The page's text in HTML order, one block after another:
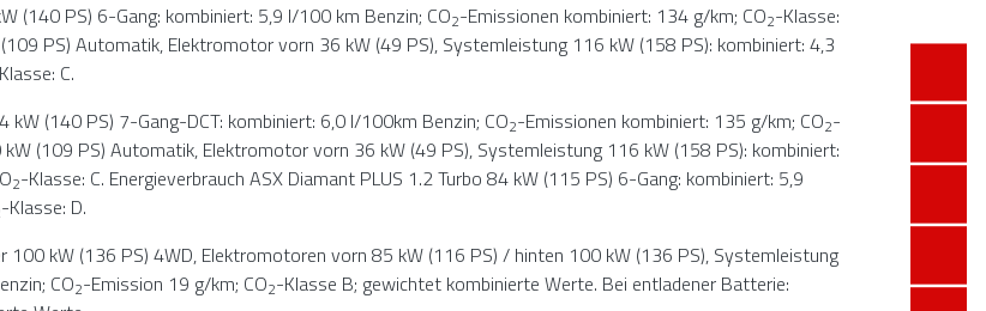
(140 PS) 6-Gang: kombiniert: 5,9 l/100 km Benzin; CO2-Emissionen kombiniert: 134 g/km; CO2-Klasse:
PS) Automatik, Elektromotor vorn 36 kW (49 PS), Systemleistung 116 kW (158 PS): kombiniert: 4,3
C.
kW (140 PS) 7-Gang-DCT: kombiniert: 6,0 l/100km Benzin; CO2-Emissionen kombiniert: 135 g/km; CO2-
kW (109 PS) Automatik, Elektromotor vorn 36 kW (49 PS), Systemleistung 116 kW (158 PS): kombiniert:
2-Klasse: C. Energieverbrauch ASX Diamant PLUS 1.2 Turbo 84 kW (115 PS) 6-Gang: kombiniert: 5,9
-Klasse: D.
100 kW (136 PS) 4WD, Elektromotoren vorn 85 kW (116 PS) / hinten 100 kW (136 PS), Systemleistung
CO2-Emission 19 g/km; CO2-Klasse B; gewichtet kombinierte Werte. Bei entladener Batterie: